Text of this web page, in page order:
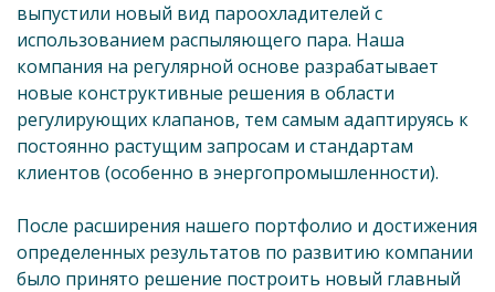
выпустили новый вид пароохладителей с
использованием распыляющего пара. Наша
компания на регулярной основе разрабатывает
новые конструктивные решения в области
регулирующих клапанов, тем самым адаптируясь к
постоянно растущим запросам и стандартам
клиентов (особенно в энергопромышленности).
После расширения нашего портфолио и достижения
определенных результатов по развитию компании
было принято решение построить новый главный